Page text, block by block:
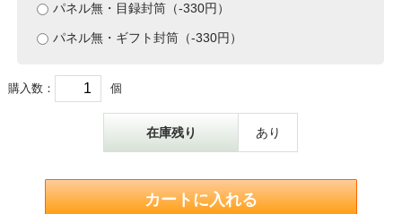
パネル無・目録封筒（-330円）
パネル無・ギフト封筒（-330円）
購入数： 個
在庫残り あり